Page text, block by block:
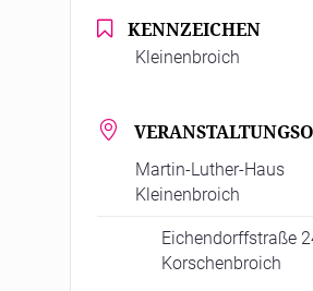
KENNZEICHEN
Kleinenbroich
Martin-Luther-Haus
Kleinenbroich
Eichendorffstraße
Korschenbroich